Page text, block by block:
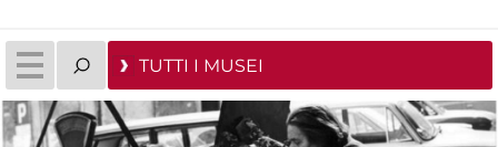
TUTTI I MUSEI